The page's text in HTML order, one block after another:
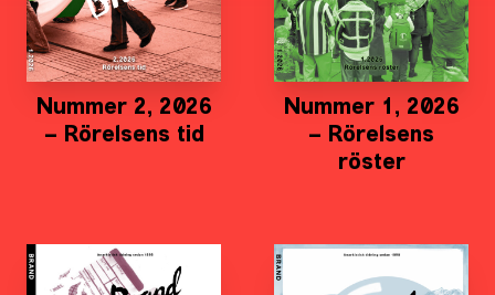
Nummer 2, 2026
– Rörelsens tid
Nummer 1, 2026
– Rörelsens
röster